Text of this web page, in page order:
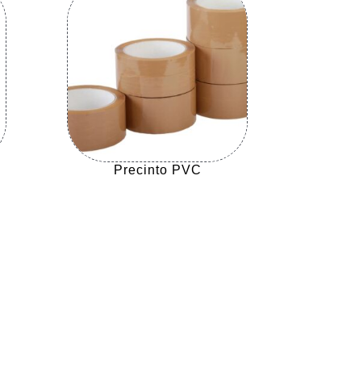
Precinto PVC